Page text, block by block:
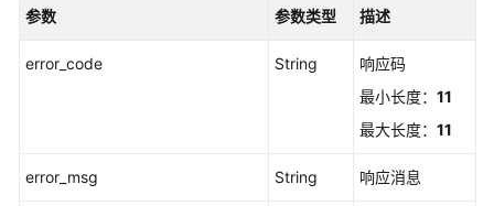
参数 参数类型 描述
error_code String
响应码
最小长度： 11
最大长度： 11
error_msg String 响应消息